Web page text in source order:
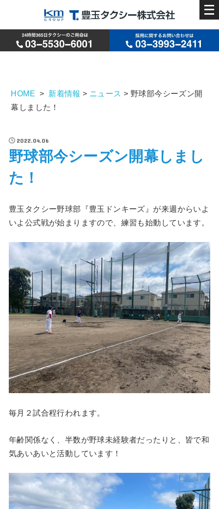
メ
ニ
ー
く
HOME > 新着情報 > ニュース > 野球部今シーズン開
幕しました！
2022.04.06
野球部今シーズン開幕しまし
た！
豊玉タクシー野球部『豊玉ドンキーズ』が来週からいよ
いよ公式戦が始まりますので、練習も始動しています。
毎月２試合程行われます。
年齢関係なく、半数が野球未経験者だったりと、皆で和
気あいあいと活動しています！